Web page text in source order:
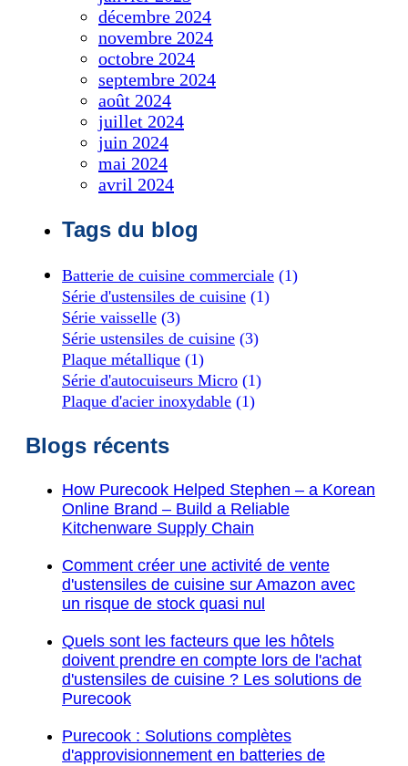
décembre 2024
novembre 2024
octobre 2024
septembre 2024
août 2024
juillet 2024
juin 2024
mai 2024
avril 2024
Tags du blog
Batterie de cuisine commerciale (1)
Série d'ustensiles de cuisine (1)
Série vaisselle (3)
Série ustensiles de cuisine (3)
Plaque métallique (1)
Série d'autocuiseurs Micro (1)
Plaque d'acier inoxydable (1)
Blogs récents
How Purecook Helped Stephen – a Korean
Online Brand – Build a Reliable
Kitchenware Supply Chain
Comment créer une activité de vente
d'ustensiles de cuisine sur Amazon avec
un risque de stock quasi nul
Quels sont les facteurs que les hôtels
doivent prendre en compte lors de l'achat
d'ustensiles de cuisine ? Les solutions de
Purecook
Purecook : Solutions complètes
d'approvisionnement en batteries de